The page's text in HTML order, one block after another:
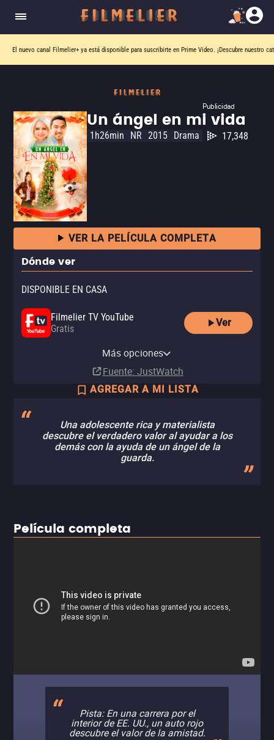
El nuevo canal Filmelier+ ya está disponible para suscribirte en Prime Video. ¡Descubre nuestro
Publicidad
Un ángel en mi vida
1h26min NR 2015 Drama 17,348
VER LA PELÍCULA COMPLETA
Dónde ver
DISPONIBLE EN CASA
Filmelier TV YouTube
Gratis
Ver
Más opciones
Fuente: JustWatch
AGREGAR A MI LISTA
Una adolescente rica y materialista
descubre el verdadero valor al ayudar a los
demás con la ayuda de un ángel de la
guarda.
Película completa
Pista: En una carrera por el
interior de EE. UU., un auto rojo
descubre el valor de la amistad.